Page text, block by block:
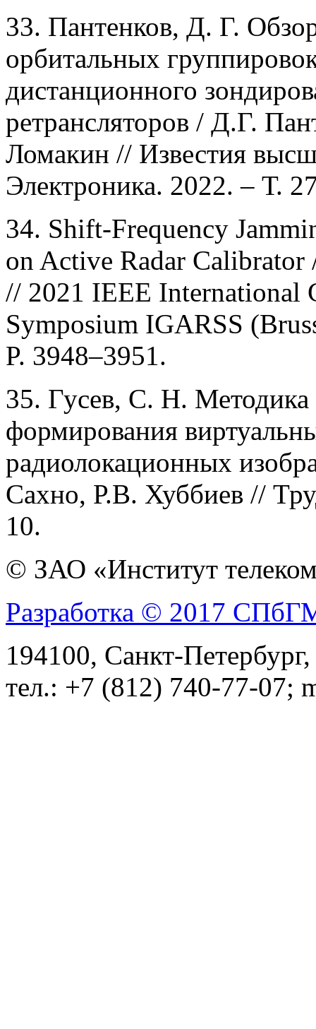
33. Пантенков, Д. Г.
орбитальных
дистанционного
ретрансляторов / Д.Г.
Ломакин // Известия
Электроника. 2022. – Т.
34. Shift-Frequency
on Active Radar
// 2021 IEEE International
Symposium IGARSS
P. 3948–3951.
35. Гусев, С. Н. Методика
формирования
радиолокационных
Сахно, Р.В. Хуббиев //
10.
© ЗАО «Институт
Разработка © 2017
194100, Санкт-
тел.: +7 (812) 740-77-07;